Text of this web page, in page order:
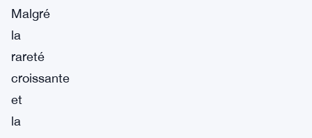
Malgré
la
rareté
croissante
et
la